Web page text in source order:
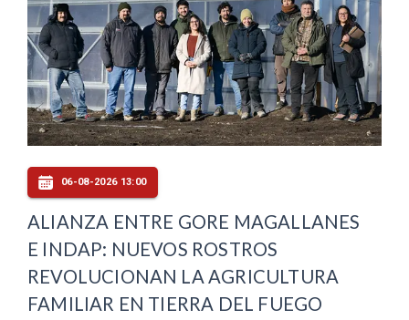
06-08-2026 13:00
ALIANZA ENTRE GORE MAGALLANES
E INDAP: NUEVOS ROSTROS
REVOLUCIONAN LA AGRICULTURA
FAMILIAR EN TIERRA DEL FUEGO